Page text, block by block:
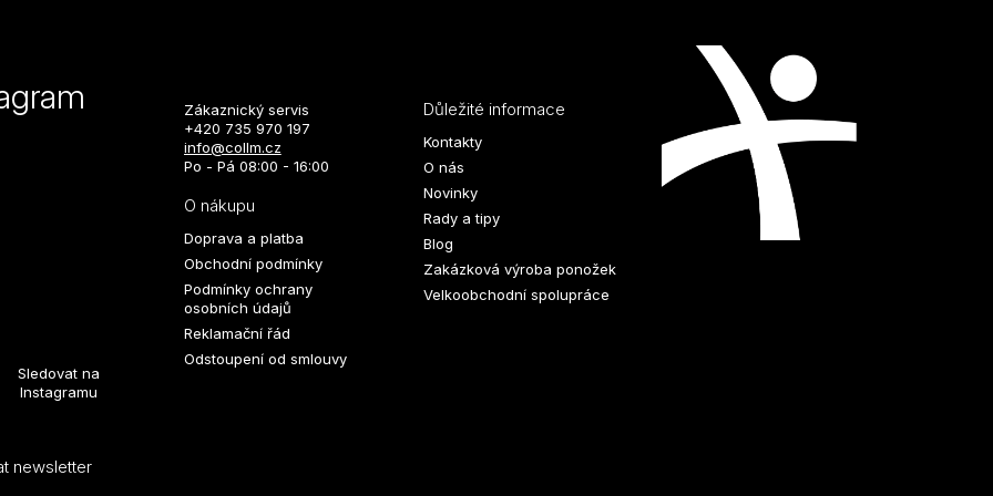
Sledovat na
Instagramu
Zákaznický servis
+420 735 970 197
info@collm.cz
Po - Pá 08:00 - 16:00
O nákupu
Doprava a platba
Obchodní podmínky
Podmínky ochrany
osobních údajů
Reklamační řád
Odstoupení od smlouvy
Důležité informace
Kontakty
O nás
Novinky
Rady a tipy
Blog
Zakázková výroba ponožek
Velkoobchodní spolupráce
newsletter